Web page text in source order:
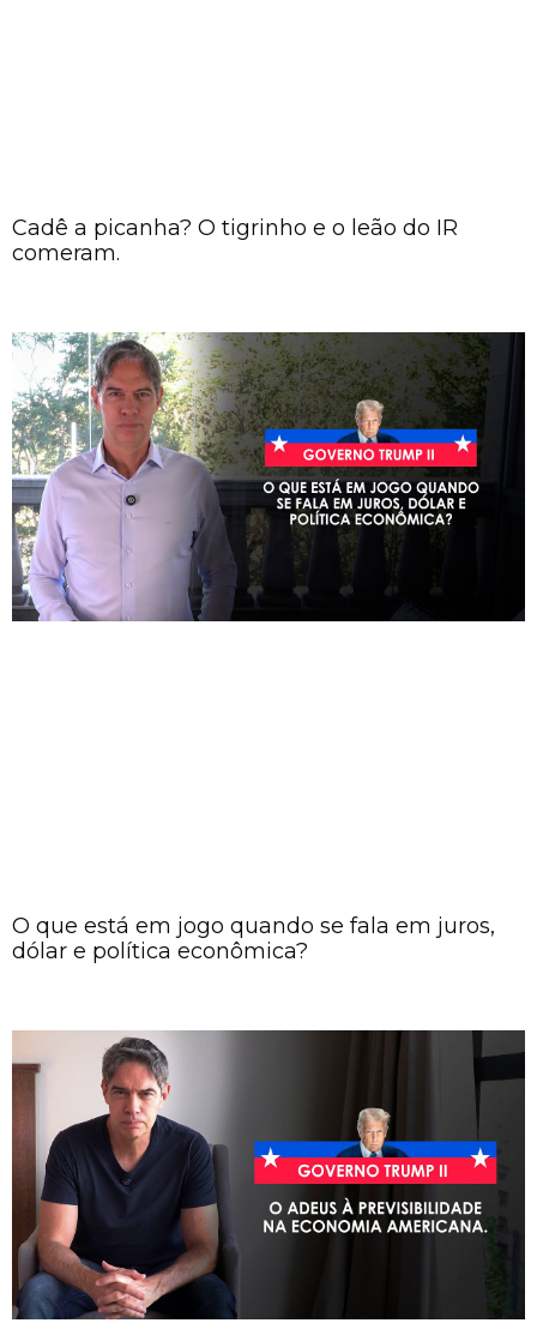
Cadê a picanha? O tigrinho e o leão do IR
comeram.
O que está em jogo quando se fala em juros,
dólar e política econômica?